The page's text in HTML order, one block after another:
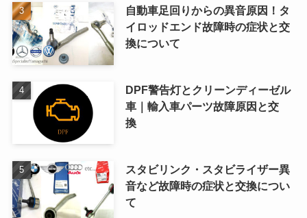
自動車足回りからの異音原因！タ
イロッドエンド故障時の症状と交
換について
DPF警告灯とクリーンディーゼル
車｜輸入車パーツ故障原因と交
換
スタビリンク・スタビライザー異
音など故障時の症状と交換につい
て